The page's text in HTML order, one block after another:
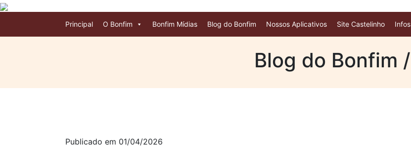
Principal O Bonfim Bonfim Mídias Blog do Bonfim Nossos Aplicativos Site Castelinho Infos
Blog do Bonfim /
Publicado em 01/04/2026